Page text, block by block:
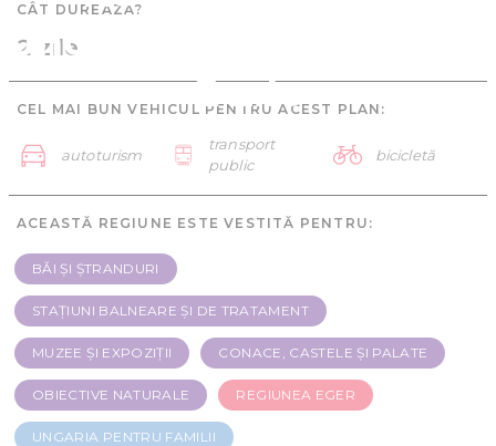
Ungaria pentru familii -
2 zile
CÂT DUREAZĂ?
2 zile
CEL MAI BUN VEHICUL PENTRU ACEST PLAN:
autoturism
transport
public
bicicletă
ACEASTĂ REGIUNE ESTE VESTITĂ PENTRU:
BĂI ȘI ȘTRANDURI
STAȚIUNI BALNEARE ȘI DE TRATAMENT
MUZEE ȘI EXPOZIȚII CONACE, CASTELE ȘI PALATE
OBIECTIVE NATURALE REGIUNEA EGER
UNGARIA PENTRU FAMILII